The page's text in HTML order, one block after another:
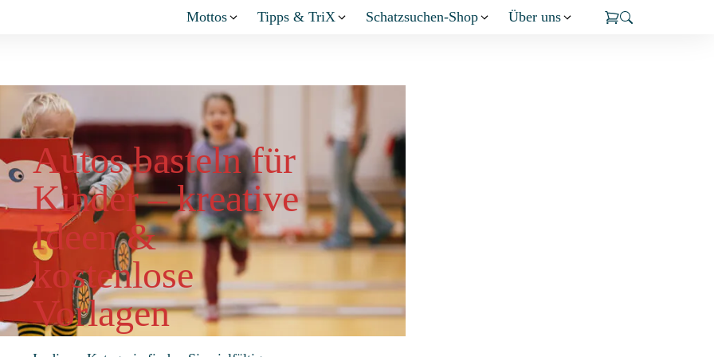
Mottos Tipps & TriX Schatzsuchen-Shop Über uns
Autos basteln für
Kinder – kreative
Ideen &
kostenlose
Vorlagen